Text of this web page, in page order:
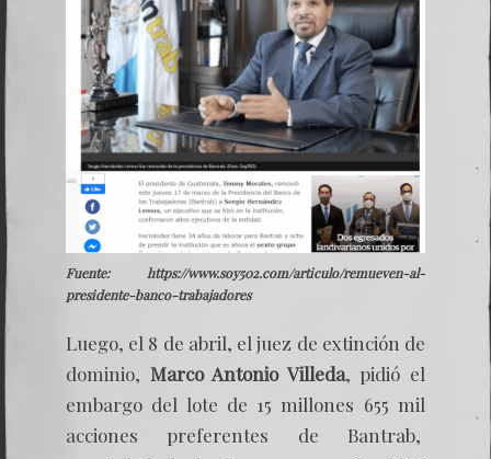
Fuente: https://www.soy502.com/articulo/remueven-al-
presidente-banco-trabajadores
Luego, el 8 de abril, el juez de extinción de
dominio, Marco Antonio Villeda, pidió el
embargo del lote de 15 millones 655 mil
acciones preferentes de Bantrab,